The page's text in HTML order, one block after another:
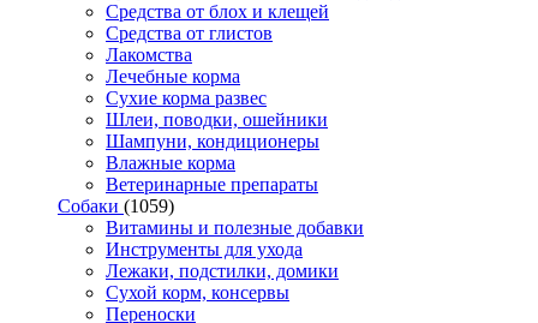
Средства от блох и клещей
Средства от глистов
Лакомства
Лечебные корма
Сухие корма развес
Шлеи, поводки, ошейники
Шампуни, кондиционеры
Влажные корма
Ветеринарные препараты
Собаки (1059)
Витамины и полезные добавки
Инструменты для ухода
Лежаки, подстилки, домики
Сухой корм, консервы
Переноски